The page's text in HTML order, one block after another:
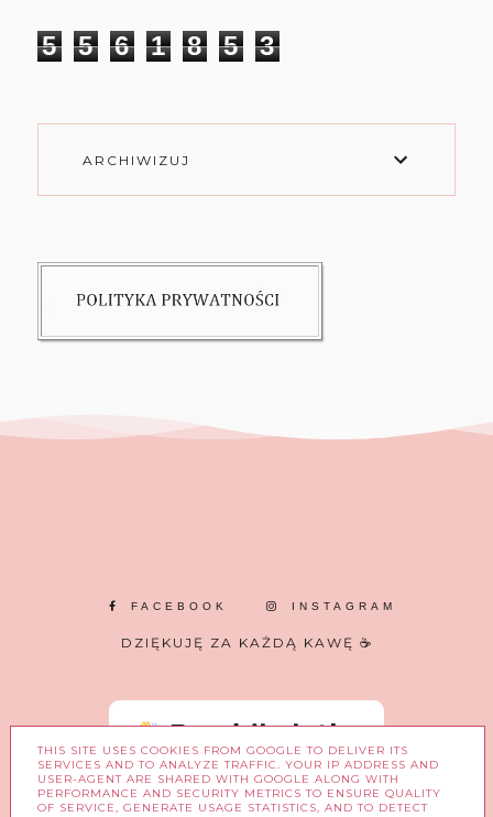
5 5 6 1 8 5 3
ARCHIWIZUJ
FACEBOOK INSTAGRAM
DZIĘKUJĘ ZA KAŻDĄ KAWĘ ☕
THIS SITE USES COOKIES FROM GOOGLE TO DELIVER ITS
SERVICES AND TO ANALYZE TRAFFIC. YOUR IP ADDRESS AND
USER-AGENT ARE SHARED WITH GOOGLE ALONG WITH
PERFORMANCE AND SECURITY METRICS TO ENSURE QUALITY
OF SERVICE, GENERATE USAGE STATISTICS, AND TO DETECT